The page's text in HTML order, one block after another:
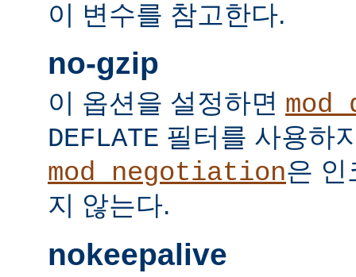
이 변수를 참고한다.
no-gzip
이 옵션을 설정하면
DEFLATE 필터를 사용하
mod_negotiation은 인
지 않는다.
nokeepalive